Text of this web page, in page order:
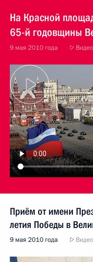
На Красной
65-й годовщины
9 мая 2010 года
Приём от имени
летия Победы в
9 мая 2010 года